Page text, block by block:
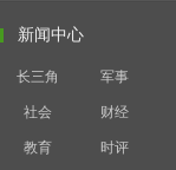
新闻中心
长三角 军事
社会 财经
教育 时评